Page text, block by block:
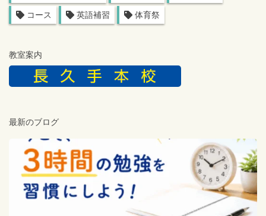
コース 英語補習 体育祭
教室案内
最新のブログ